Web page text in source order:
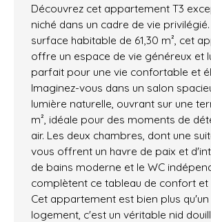
Découvrez cet appartement T3
niché dans un cadre de vie
surface habitable de 61,30 m², cet
offre un espace de vie généreux et
parfait pour une vie confortable et
Imaginez-vous dans un salon
lumière naturelle, ouvrant sur une
m², idéale pour des moments de
air. Les deux chambres, dont une
vous offrent un havre de paix et
de bains moderne et le WC
complètent ce tableau de confort et
Cet appartement est bien plus
logement, c'est un véritable nid